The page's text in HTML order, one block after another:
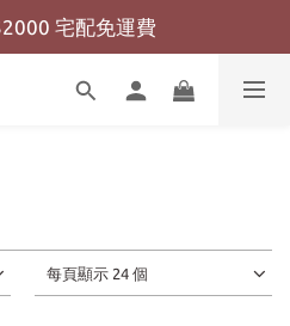
超商免運費
宅配免運費
超商免運費
每頁顯示 24 個